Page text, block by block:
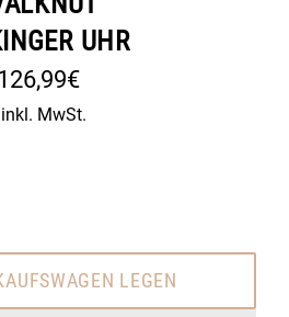
UHR
Preis
inkl. MwSt.
LEGEN